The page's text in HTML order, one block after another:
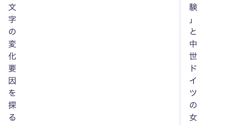
文
字
の
変
化
要
因
を
探
る
験
」
と
中
世
ド
イ
ツ
の
女